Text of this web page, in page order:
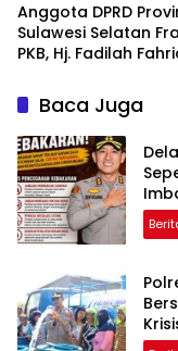
Anggota DPRD
Sulawesi Selatan
PKB, Hj. Fadilah
Takalar Menyalakan
Lentera Pengabdian
Melalui Malam
dan Inovasi Award
Baca Juga